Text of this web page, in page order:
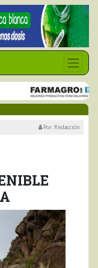
Por: Redacción